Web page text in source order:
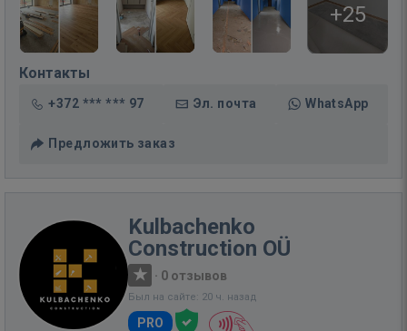
+25
Контакты
+372 *** *** 97 Эл. почта WhatsApp
Предложить заказ
Kulbachenko
Construction OÜ
· 0 отзывов
Был на сайте: 20 ч. назад
PRO